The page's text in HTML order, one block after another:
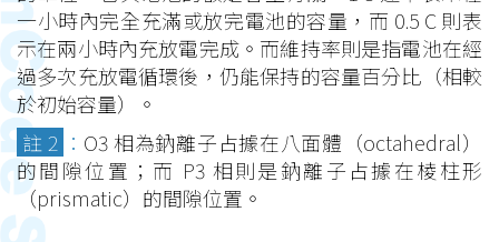
一小時內完全充滿或放完電池的容量，而 0.5 C 則表
示在兩小時內充放電完成。而維持率則是指電池在經
過多次充放電循環後，仍能保持的容量百分比（相較
於初始容量）。
註 2 ： O3 相為鈉離子占據在八面體（octahedral）
的間隙位置；而 P3 相則是鈉離子占據在棱柱形
（prismatic）的間隙位置。